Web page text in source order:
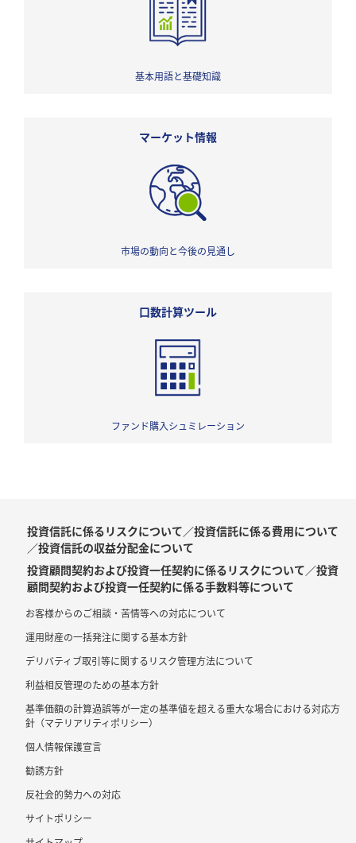
基本用語と基礎知識
マーケット情報
市場の動向と今後の見通し
口数計算ツール
ファンド購入シュミレーション
投資信託に係るリスクについて／投資信託に係る費用について
／投資信託の収益分配金について
投資顧問契約および投資一任契約に係るリスクについて／投資
顧問契約および投資一任契約に係る手数料等について
お客様からのご相談・苦情等への対応について
運用財産の一括発注に関する基本方針
デリバティブ取引等に関するリスク管理方法について
利益相反管理のための基本方針
基準価額の計算過誤等が一定の基準値を超える重大な場合における対応方
針（マテリアリティポリシー）
個人情報保護宣言
勧誘方針
反社会的勢力への対応
サイトポリシー